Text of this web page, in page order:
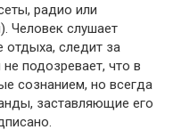
радио или
Человек слушает
отдыха, следит за
подозревает, что в
сознанием, но все­гда
заставляющие его